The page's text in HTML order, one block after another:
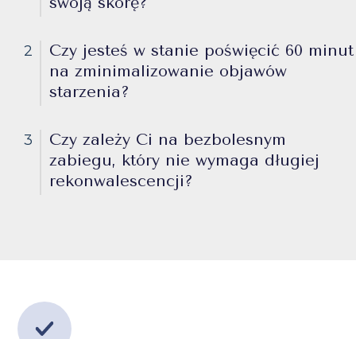
2
Czy jesteś w stanie poświęcić 60 minut
na zminimalizowanie objawów
starzenia?
3
Czy zależy Ci na bezbolesnym
zabiegu, który nie wymaga długiej
rekonwalescencji?